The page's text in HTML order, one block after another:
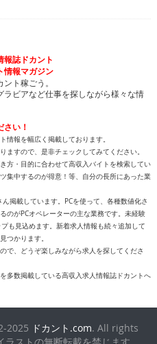
報誌ドカント
情報マガジン
ト稼ごう。
ビアなど仕事を探しながら様々な情
い！
情報を幅広く掲載しております。
ますので、是非チェックしてみてください。
方・目的に合わせて高収入バイトを検索してい
集中するのが得意！等、自分の長所にあった業
掲載しています。PCを使って、各種数値化さ
のがPCオペレーターの主な業務です。未経験
も見込めます。新着求人情報も続々追加して
つかります。
で、どうぞ楽しみながら求人を探してくださ
多数掲載している高収入求人情報誌ドカントへ
2025 ドカント.com. All rights